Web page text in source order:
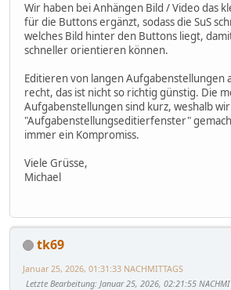
Wir haben bei Anhängen Bild / Video das
für die Buttons ergänzt, sodass die SuS
welches Bild hinter den Buttons liegt,
schneller orientieren können.
Editieren von langen Aufgabenstellungen
recht, das ist nicht so richtig günstig. Die
Aufgabenstellungen sind kurz, weshalb
"Aufgabenstellungseditierfenster"
immer ein Kompromiss.
Viele Grüsse,
Michael
tk69
Januar 25, 2026, 01:31:33 NACHMITTAGS
Letzte Bearbeitung: Januar 25, 2026, 02:21:55